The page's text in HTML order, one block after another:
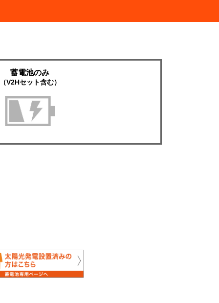
蓄電池のみ
V2Hセット含む）